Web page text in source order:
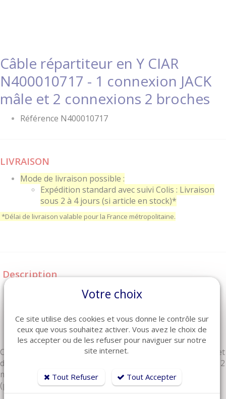
Câble répartiteur en Y CIAR
N400010717 - 1 connexion JACK
mâle et 2 connexions 2 broches
Référence N400010717
LIVRAISON
Mode de livraison possible :
Expédition standard avec suivi Colis : Livraison
sous 2 à 4 jours (si article en stock)*
*Délai de livraison valable pour la France métropolitaine.
Description
2 prises 2 broches pour raccord prise moteur
1 prise mâle JACK pour raccord transfo/batterie
Permet de relier 2 moteurs entre eux vers une
alimentation
Longueur 86 cm
Ce câble répartiteur cour en Y de marque CIAR vous permet
de relier 2 moteurs entre eux (pour les canapés équipé de 2
moteurs qui fonctionnent ensemble), une troisième sorti
(prise jack mâle) va vers l'alimentation ou la batterie.
Votre choix
Ce site utilise des cookies et vous donne le contrôle sur
ceux que vous souhaitez activer. Vous avez le choix de
les accepter ou de les refuser pour naviguer sur notre
site internet.
Tout Refuser Tout Accepter